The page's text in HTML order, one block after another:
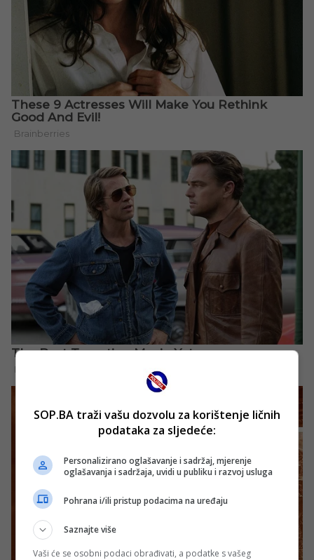
SOP.BA traži vašu dozvolu za korištenje ličnih
podataka za sljedeće:
Personalizirano oglašavanje i sadržaj, mjerenje
oglašavanja i sadržaja, uvidi u publiku i razvoj usluga
Pohrana i/ili pristup podacima na uređaju
Saznajte više
Vaši će se osobni podaci obrađivati, a podatke s vašeg